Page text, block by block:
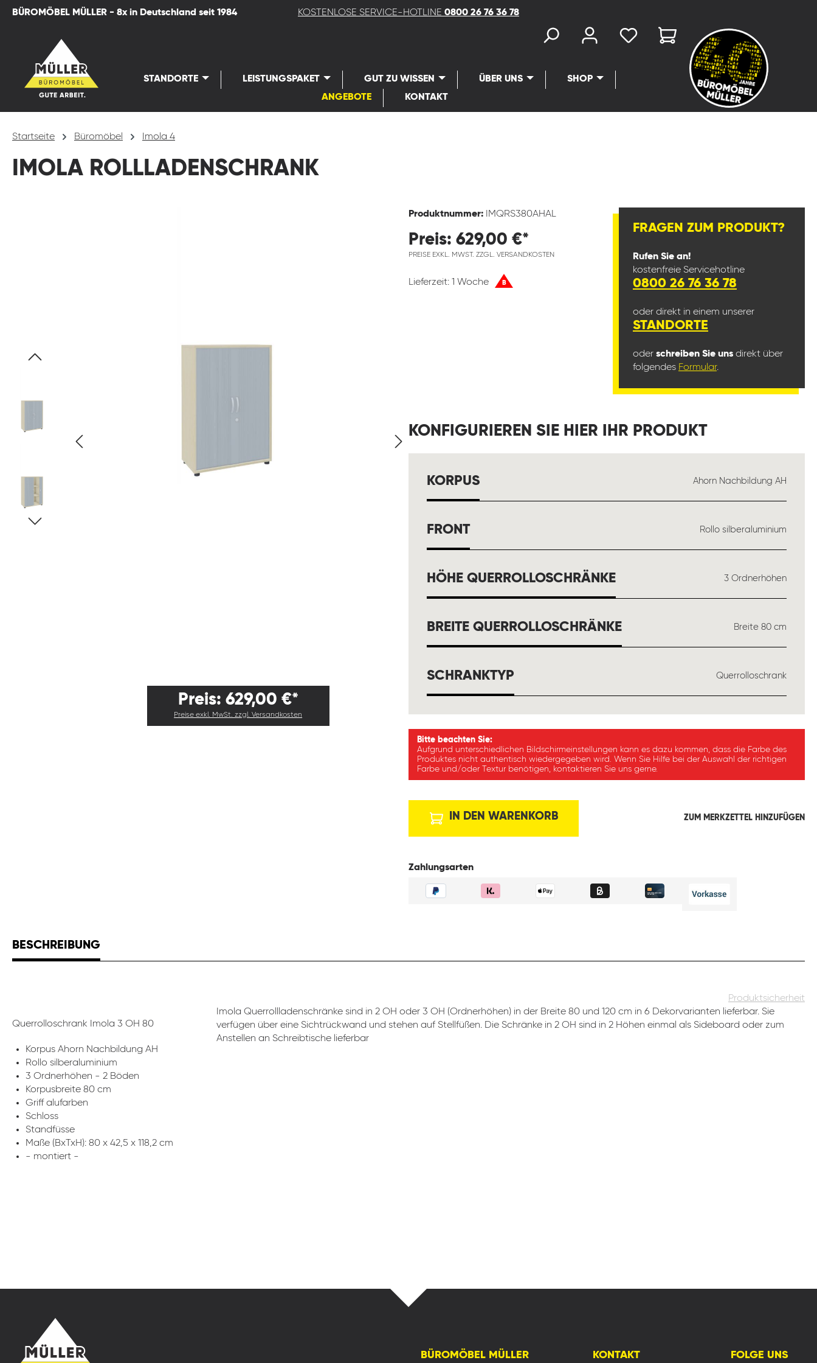
Zur Hauptnavigation springen
BÜROMÖBEL MÜLLER - 8x in Deutschland seit 1984 KOSTENLOSE SERVICE-HOTLINE 0800 26 76 36 78
STANDORTE LEISTUNGSPAKET GUT ZU WISSEN ÜBER UNS
SHOP
ANGEBOTE
KONTAKT
Startseite Büromöbel Imola 4
IMOLA ROLLLADENSCHRANK
Preis: 629,00 €*
Preise exkl. MwSt. zzgl. Versandkosten
Produktnummer: IMQRS380AHAL
Preis: 629,00 €*
PREISE EXKL. MWST. ZZGL. VERSANDKOSTEN
Lieferzeit: 1 Woche B
FRAGEN ZUM PRODUKT?
Rufen Sie an!
kostenfreie Servicehotline
0800 26 76 36 78
oder direkt in einem unserer
STANDORTE
oder schreiben Sie uns direkt über
folgendes Formular.
KONFIGURIEREN SIE HIER IHR PRODUKT
KORPUSAUSWÄHLEN Ahorn Nachbildung AH
FRONTAUSWÄHLEN Rollo silberaluminium
HÖHE QUERROLLOSCHRÄNKEAUSWÄHLEN 3 Ordnerhöhen
BREITE QUERROLLOSCHRÄNKEAUSWÄHLEN Breite 80 cm
SCHRANKTYP Querrolloschrank
Bitte beachten Sie:
Aufgrund unterschiedlichen Bildschirmeinstellungen kann es dazu kommen, dass die Farbe des
Produktes nicht authentisch wiedergegeben wird. Wenn Sie Hilfe bei der Auswahl der richtigen
Farbe und/oder Textur benötigen, kontaktieren Sie uns gerne.
IN DEN WARENKORB ZUM MERKZETTEL HINZUFÜGEN
Zahlungsarten
BESCHREIBUNG
Produktsicherheit
Querrolloschrank Imola 3 OH 80
Korpus Ahorn Nachbildung AH
Rollo silberaluminium
3 Ordnerhöhen - 2 Böden
Korpusbreite 80 cm
Griff alufarben
Schloss
Standfüsse
Maße (BxTxH): 80 x 42,5 x 118,2 cm
- montiert -
Imola Querrollladenschränke sind in 2 OH oder 3 OH (Ordnerhöhen) in der Breite 80 und 120 cm in 6 Dekorvarianten lieferbar. Sie
verfügen über eine Sichtrückwand und stehen auf Stellfüßen. Die Schränke in 2 OH sind in 2 Höhen einmal als Sideboard oder zum
Anstellen an Schreibtische lieferbar
BÜROMÖBEL MÜLLER KONTAKT FOLGE UNS